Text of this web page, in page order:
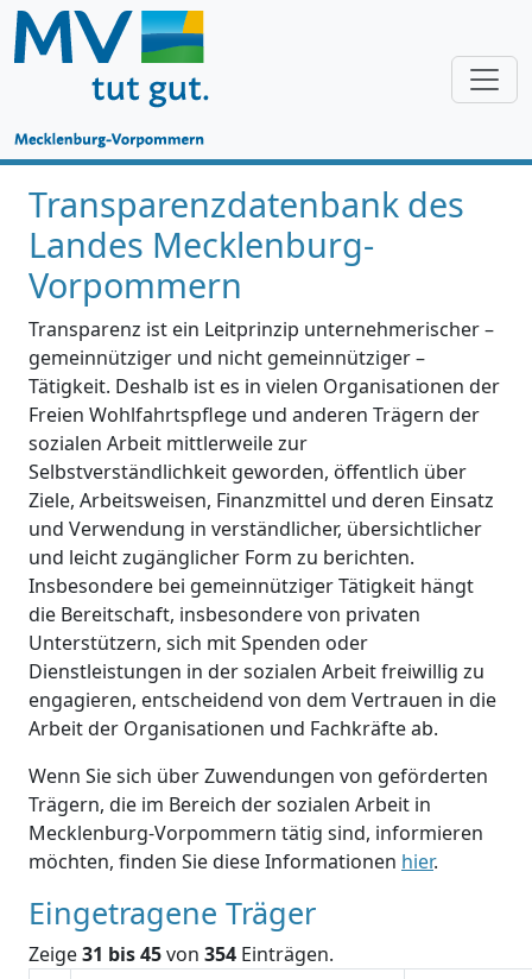
Transparenzdatenbank des
Landes Mecklenburg-
Vorpommern
Transparenz ist ein Leitprinzip unternehmerischer –
gemeinnütziger und nicht gemeinnütziger –
Tätigkeit. Deshalb ist es in vielen Organisationen der
Freien Wohlfahrtspflege und anderen Trägern der
sozialen Arbeit mittlerweile zur
Selbstverständlichkeit geworden, öffentlich über
Ziele, Arbeitsweisen, Finanzmittel und deren Einsatz
und Verwendung in verständlicher, übersichtlicher
und leicht zugänglicher Form zu berichten.
Insbesondere bei gemeinnütziger Tätigkeit hängt
die Bereitschaft, insbesondere von privaten
Unterstützern, sich mit Spenden oder
Dienstleistungen in der sozialen Arbeit freiwillig zu
engagieren, entscheidend von dem Vertrauen in die
Arbeit der Organisationen und Fachkräfte ab.
Wenn Sie sich über Zuwendungen von geförderten
Trägern, die im Bereich der sozialen Arbeit in
Mecklenburg-Vorpommern tätig sind, informieren
möchten, finden Sie diese Informationen hier.
Eingetragene Träger
Zeige31 bis 45von 354 Einträgen.